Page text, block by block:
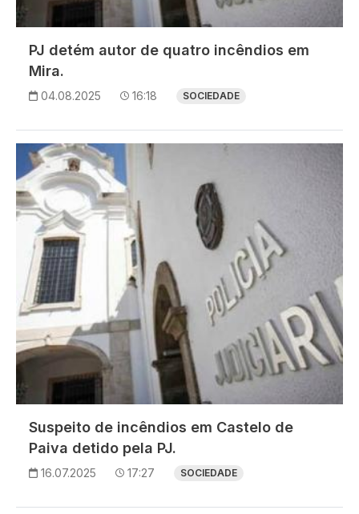
PJ detém autor de quatro incêndios em
Mira.
04.08.2025 16:18 SOCIEDADE
Imagem
Suspeito de incêndios em Castelo de
Paiva detido pela PJ.
16.07.2025 17:27 SOCIEDADE